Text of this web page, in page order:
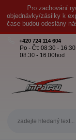
Pro zachování
objednávky/zásilky k
čase budou odeslány
+420 724 114 604
Po - Čt: 08:30 -
08:30 - 16:00hod